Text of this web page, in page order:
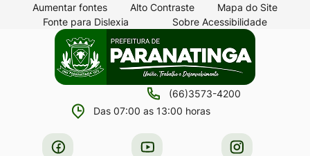
Seção
atalhos
acessibilidade
para
conteúdo
para
Aumentar fontes Alto Contraste
Mapa do Site
Fonte para Dislexia
Sobre Acessibilidade
Seção
menu
principal
principal
(66)3573-4200
Das 07:00 as 13:00 horas
Acessar
Acessar
Acessar